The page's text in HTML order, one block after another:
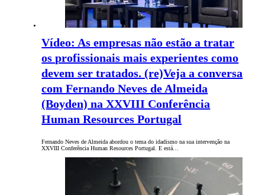
Vídeo: As empresas não estão a tratar
os profissionais mais experientes como
devem ser tratados. (re)Veja a conversa
com Fernando Neves de Almeida
(Boyden) na XXVIII Conferência
Human Resources Portugal
Fernando Neves de Almeida abordou o tema do idadismo na sua intervenção na
XXVIII Conferência Human Resources Portugal. E está…